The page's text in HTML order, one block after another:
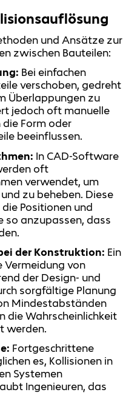
und Ansätze zur
zwischen Bauteilen:
Bei einfachen
verschoben, gedreht
Überlappungen zu
jedoch oft manuelle
Form oder
beeinflussen.
In CAD-Software
oft
verwendet, um
zu beheben. Diese
Positionen und
so anzupassen, dass
der Konstruktion: Ein
von
der Design- und
sorgfältige Planung
Mindestabständen
die Wahrscheinlichkeit
werden.
Fortgeschrittene
es, Kollisionen in
Systemen
Ingenieuren, das